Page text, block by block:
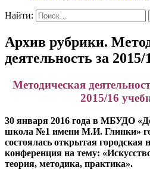
Найти:
Архив рубрики.
деятельность за 2015/
Методическая
2015/16
30 января 2016 года в МБУДО
школа №1 имени М.И. Глинки»
состоялась открытая городская
конференция на тему:
теория, методика, практика».